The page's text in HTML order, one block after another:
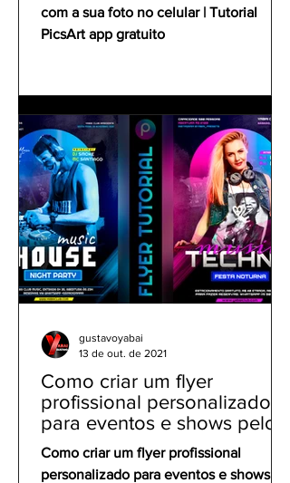
com a sua foto no celular | Tutorial
PicsArt app gratuito
Como criar um flyer
profissional personalizado
para eventos e shows pelo
celular | Tutorial PicsArt
Como criar um flyer profissional
personalizado para eventos e shows
gustavoyabai
13 de out. de 2021